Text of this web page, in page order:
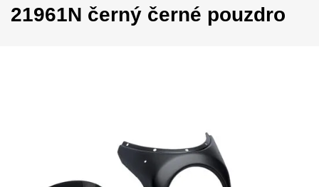
21961N černý černé pouzdro